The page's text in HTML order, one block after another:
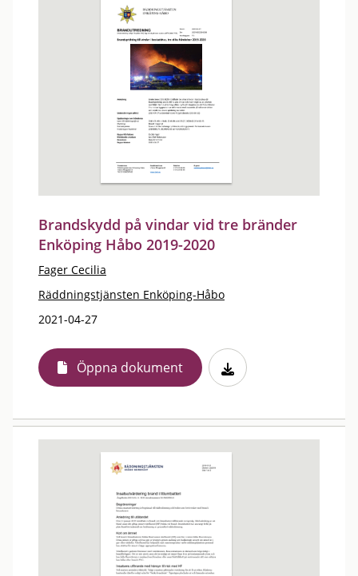
Brandskydd på vindar vid tre bränder
Enköping Håbo 2019-2020
Fager Cecilia
Räddningstjänsten Enköping-Håbo
2021-04-27
Öppna dokument